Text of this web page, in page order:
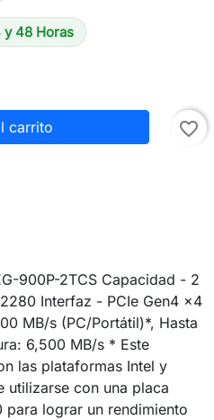
y 48 Horas
carrito favorite_border
900P-2TCS Capacidad - 2
Interfaz - PCIe Gen4 x4
MB/s (PC/Portátil)*, Hasta
6,500 MB/s * Este
las plataformas Intel y
utilizarse con una placa
para lograr un rendimiento